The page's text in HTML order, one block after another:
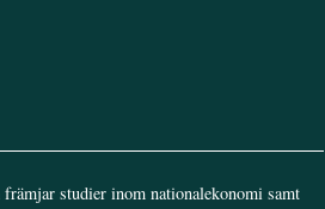
studier inom nationalekonomi samt